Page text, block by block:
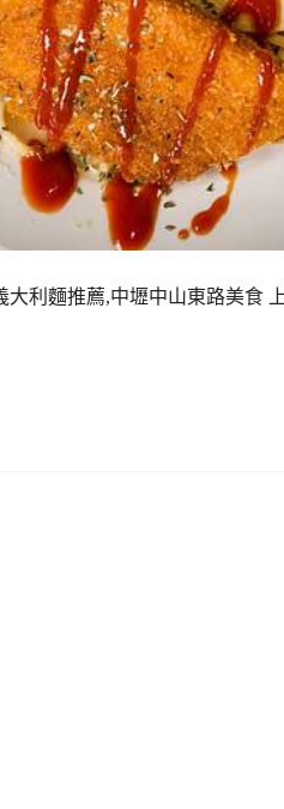
利麵推薦,中壢中山東路美食